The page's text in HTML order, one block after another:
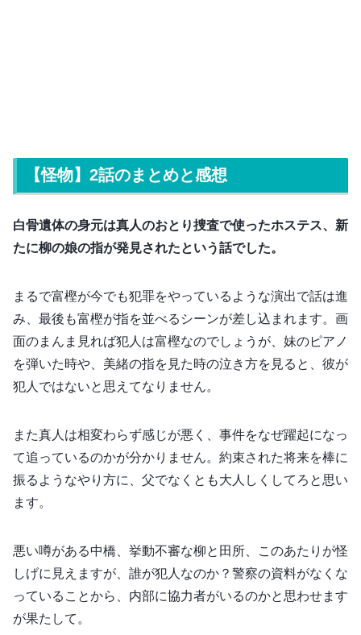
【怪物】2話のまとめと感想
白骨遺体の身元は真人のおとり捜査で使ったホステス、新
たに柳の娘の指が発見されたという話でした。
まるで富樫が今でも犯罪をやっているような演出で話は進
み、最後も富樫が指を並べるシーンが差し込まれます。画
面のまんま見れば犯人は富樫なのでしょうが、妹のピアノ
を弾いた時や、美緒の指を見た時の泣き方を見ると、彼が
犯人ではないと思えてなりません。
また真人は相変わらず感じが悪く、事件をなぜ躍起になっ
て追っているのかが分かりません。約束された将来を棒に
振るようなやり方に、父でなくとも大人しくしてろと思い
ます。
悪い噂がある中橋、挙動不審な柳と田所、このあたりが怪
しげに見えますが、誰が犯人なのか？警察の資料がなくな
っていることから、内部に協力者がいるのかと思わせます
が果たして。